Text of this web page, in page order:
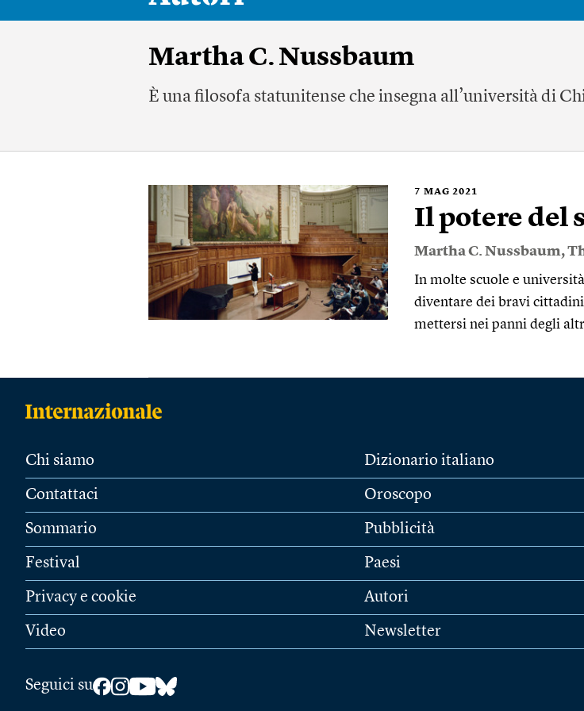
Martha C. Nussbaum
È una filosofa statunitense che insegna all’università di
7 MAG 2021
Il potere del
Martha C. Nussbaum,
In molte scuole e
diventare dei bravi
mettersi nei panni degli
Chi siamo
Contattaci
Sommario
Festival
Privacy e cookie
Video
Dizionario italiano
Oroscopo
Pubblicità
Paesi
Autori
Newsletter
Seguici su